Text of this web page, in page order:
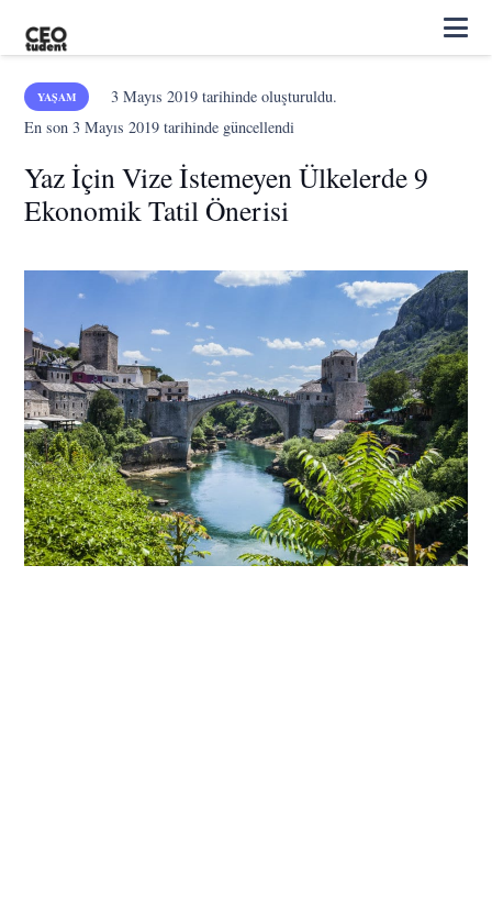
YAŞAM 3 Mayıs 2019tarihinde oluşturuldu.
En son3 Mayıs 2019 tarihinde güncellendi
Yaz İçin Vize İstemeyen Ülkelerde 9
Ekonomik Tatil Önerisi